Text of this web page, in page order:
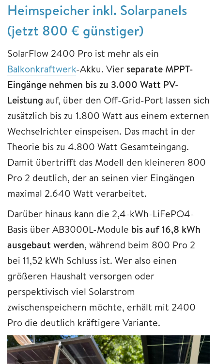
Heimspeicher inkl. Solarpanels
(jetzt 800 € günstiger)
SolarFlow 2400 Pro ist mehr als ein
Balkonkraftwerk-Akku. Vier separate MPPT-
Eingänge nehmen bis zu 3.000 Watt PV-
Leistung auf, über den Off-Grid-Port lassen sich
zusätzlich bis zu 1.800 Watt aus einem externen
Wechselrichter einspeisen. Das macht in der
Theorie bis zu 4.800 Watt Gesamteingang.
Damit übertrifft das Modell den kleineren 800
Pro 2 deutlich, der an seinen vier Eingängen
maximal 2.640 Watt verarbeitet.
Darüber hinaus kann die 2,4-kWh-LiFePO4-
Basis über AB3000L-Module bis auf 16,8 kWh
ausgebaut werden, während beim 800 Pro 2
bei 11,52 kWh Schluss ist. Wer also einen
größeren Haushalt versorgen oder
perspektivisch viel Solarstrom
zwischenspeichern möchte, erhält mit 2400
Pro die deutlich kräftigere Variante.